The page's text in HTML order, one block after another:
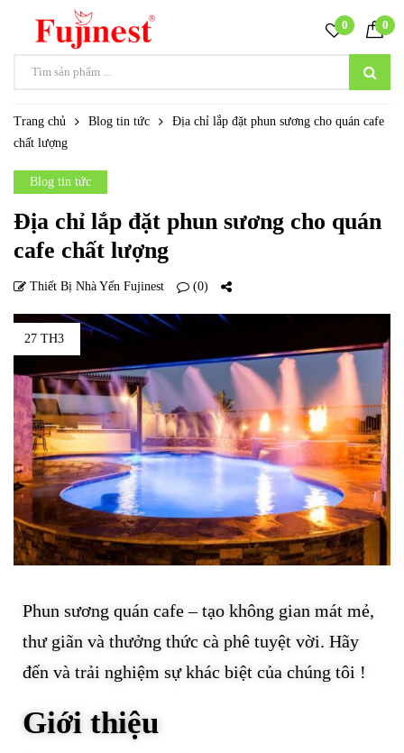
0 0
Trang chủ Blog tin tức
Địa chỉ lắp đặt phun sương cho quán cafe
chất lượng
Blog tin tức
Địa chỉ lắp đặt phun sương cho quán
cafe chất lượng
Thiết Bị Nhà Yến Fujinest (0)
27 TH3
Phun sương quán cafe – tạo không gian mát mẻ,
thư giãn và thưởng thức cà phê tuyệt vời. Hãy
đến và trải nghiệm sự khác biệt của chúng tôi !
Giới thiệu